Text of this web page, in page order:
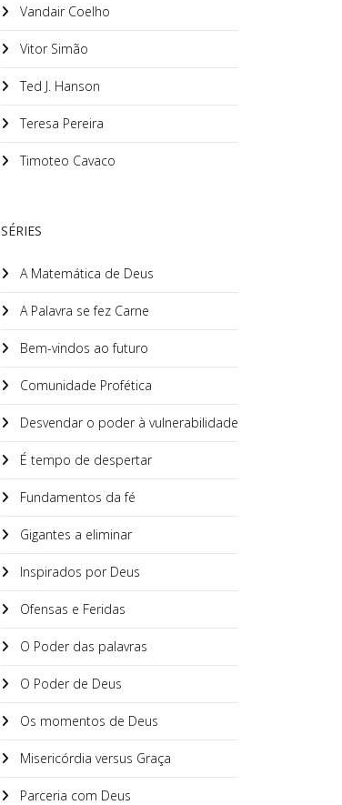
Vandair Coelho
Vitor Simão
Ted J. Hanson
Teresa Pereira
Timoteo Cavaco
SÉRIES
A Matemática de Deus
A Palavra se fez Carne
Bem-vindos ao futuro
Comunidade Profética
Desvendar o poder à vulnerabilidade
É tempo de despertar
Fundamentos da fé
Gigantes a eliminar
Inspirados por Deus
Ofensas e Feridas
O Poder das palavras
O Poder de Deus
Os momentos de Deus
Misericórdia versus Graça
Parceria com Deus